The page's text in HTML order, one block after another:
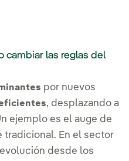
cambiar las reglas del
por nuevos
, desplazando a
ejemplo es el auge de
tradicional. En el sector
desde los